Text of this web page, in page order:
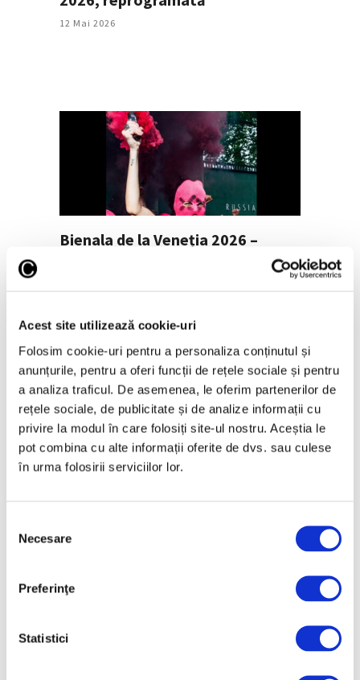
Acest site utilizează cookie-uri
Folosim cookie-uri pentru a personaliza conținutul și
anunțurile, pentru a oferi funcții de rețele sociale și pentru
a analiza traficul. De asemenea, le oferim partenerilor de
rețele sociale, de publicitate și de analize informații cu
privire la modul în care folosiți site-ul nostru. Aceștia le
pot combina cu alte informații oferite de dvs. sau culese
în urma folosirii serviciilor lor.
consimțământului
Necesare
Preferinţe
Statistici
12 Mai 2026
Bienala de la Veneția 2026 –
Articole recente
Reinterpretare
contemporană a operei
lui Brâncuși, în expoziție